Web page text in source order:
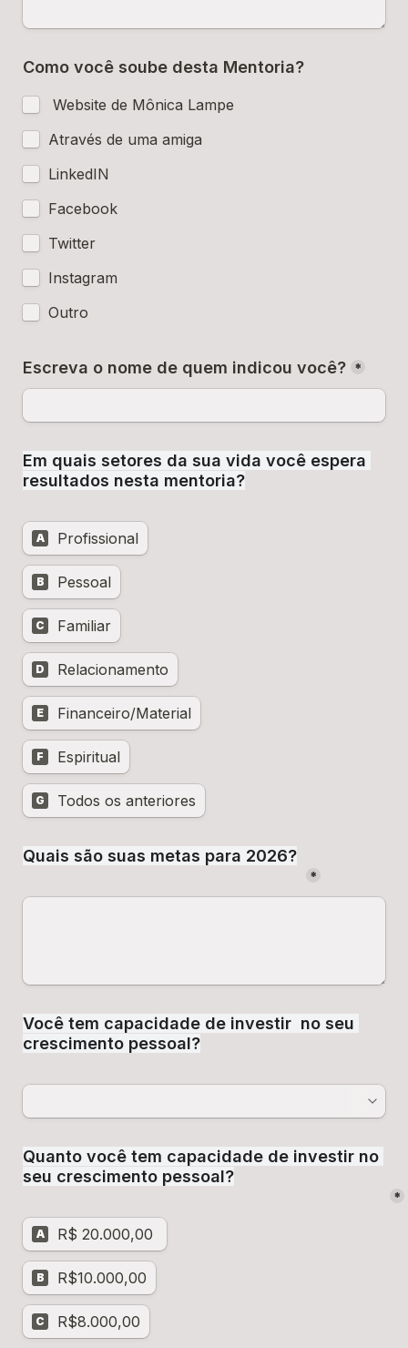
Como você soube desta Mentoria?
Website de Mônica Lampe
LinkedIN
Facebook
Twitter
Instagram
Outro
Escreva o nome de quem indicou você? *
Em quais setores da sua vida você espera
resultados nesta mentoria?
A Profissional
B Pessoal
C Familiar
D Relacionamento
E Financeiro/Material
F Espiritual
G Todos os anteriores
Quais são suas metas para 2026?
*
Você tem capacidade de investir  no seu
crescimento pessoal?
Quanto você tem capacidade de investir no
seu crescimento pessoal?
*
A
B R$10.000,00
C R$8.000,00